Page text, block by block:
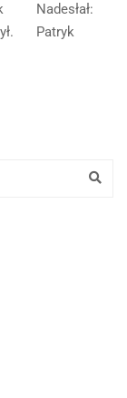
Nadesłał:
Patryk